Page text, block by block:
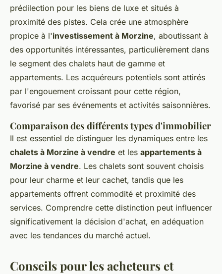
prédilection pour les biens de luxe et situés à
proximité des pistes. Cela crée une atmosphère
propice à l'investissement à Morzine, aboutissant à
des opportunités intéressantes, particulièrement dans
le segment des chalets haut de gamme et
appartements. Les acquéreurs potentiels sont attirés
par l'engouement croissant pour cette région,
favorisé par ses événements et activités saisonnières.
Comparaison des différents types d'immobilier
Il est essentiel de distinguer les dynamiques entre les
chalets à Morzine à vendre et les appartements à
Morzine à vendre. Les chalets sont souvent choisis
pour leur charme et leur cachet, tandis que les
appartements offrent commodité et proximité des
services. Comprendre cette distinction peut influencer
significativement la décision d'achat, en adéquation
avec les tendances du marché actuel.
Conseils pour les acheteurs et